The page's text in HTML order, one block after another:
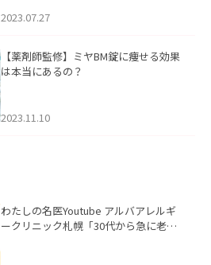
2023.07.27
【薬剤師監修】ミヤBM錠に痩せる効果
は本当にあるの？
2023.11.10
わたしの名医Youtube アルバアレルギ
ークリニック札幌「30代から急に老け